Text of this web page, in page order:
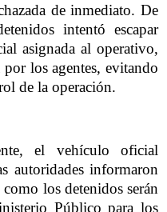
de inmediato. De
intentó escapar
asignada al operativo,
los agentes, evitando
de la operación.
el vehículo oficial
autoridades informaron
los detenidos serán
Público para los